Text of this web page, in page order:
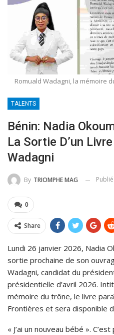
Romuald Wadagni, la mémoire
TALENTS
Bénin: Nadia
La Sortie D’un
Wadagni
By TRIOMPHE MAG
0
Share
Lundi 26 janvier 2026, Nadia
sortie prochaine de son
Wadagni, candidat du
présidentielle d’avril 2026.
mémoire du trône, le livre
Frontières et sera disponible
« J’ai un nouveau bébé ».